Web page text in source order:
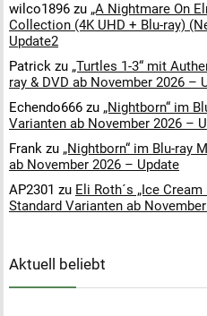
wilco1896 zu „A Nightmare On
Collection (4K UHD + Blu-ray)
Update2
Patrick zu „Turtles 1-3“ mit
ray & DVD ab November 2026 –
Echendo666 zu „Nightborn“ im
Varianten ab November 2026 –
Frank zu „Nightborn“ im Blu-ray
ab November 2026 – Update
AP2301 zu Eli Roth´s „Ice
Standard Varianten ab
Aktuell beliebt